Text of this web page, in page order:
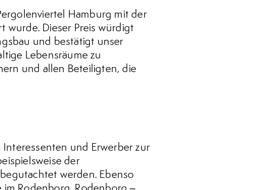
Hamburg mit der
wurde. Dieser Preis würdigt
und bestätigt unser
Lebensräume zu
und allen Beteiligten, die
und Erwerber zur
der
werden. Ebenso